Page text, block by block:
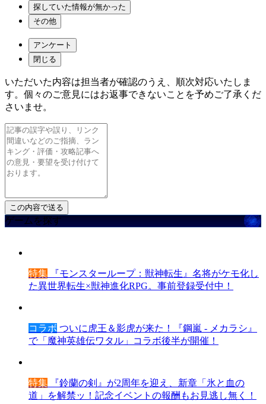
探していた情報が無かった
その他
アンケート
閉じる
いただいた内容は担当者が確認のうえ、順次対応いたしま
す。個々のご意見にはお返事できないことを予めご了承くだ
さいませ。
ゲームを探す
特集 『モンスターループ：獣神転生』名将がケモ化し
た異世界転生×獣神進化RPG。事前登録受付中！
コラボ ついに虎王＆影虎が来た！『鋼嵐 - メカラシ』
で「魔神英雄伝ワタル」コラボ後半が開催！
特集 『鈴蘭の剣』が2周年を迎え、新章「氷と血の
道」を解禁ッ！記念イベントの報酬もお見逃し無く！